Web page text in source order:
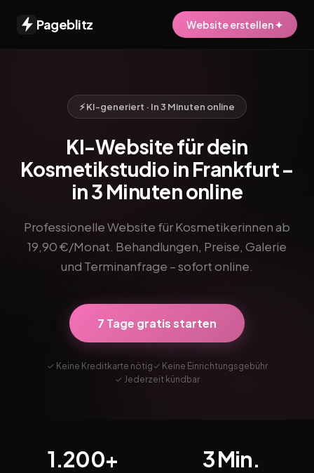
Pageblitz Website erstellen ✦
⚡ KI-generiert · In 3 Minuten online
KI-Website für dein
Kosmetikstudio in Frankfurt –
in 3 Minuten online
Professionelle Website für Kosmetikerinnen ab
19,90 €/Monat. Behandlungen, Preise, Galerie
und Terminanfrage – sofort online.
7 Tage gratis starten
✓ Keine Kreditkarte nötig✓ Keine Einrichtungsgebühr
✓ Jederzeit kündbar
1.200+ 3 Min.